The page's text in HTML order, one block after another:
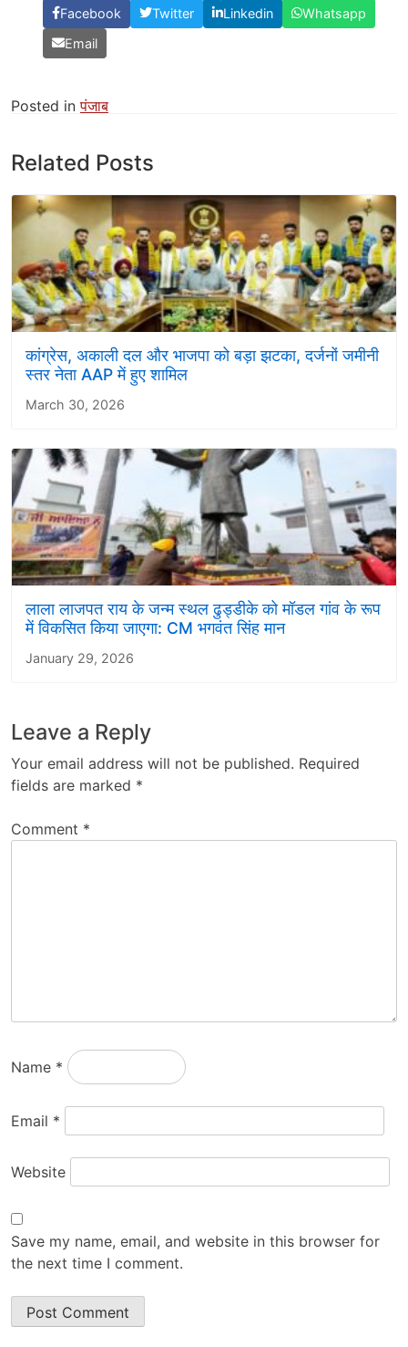
Facebook Twitter Linkedin
Whatsapp
Email
Posted inपंजाब
Related Posts
कांग्रेस, अकाली दल और भाजपा को बड़ा झटका, दर्जनों जमीनी
स्तर नेता AAP में हुए शामिल
March 30, 2026
लाला लाजपत राय के जन्म स्थल ढुड्डीके को मॉडल गांव के रूप
में विकसित किया जाएगा: CM भगवंत सिंह मान
January 29, 2026
Leave a Reply
Your email address will not be published. Required
fields are marked *
Comment *
Name *
Email *
Website
Save my name, email, and website in this browser for
the next time I comment.